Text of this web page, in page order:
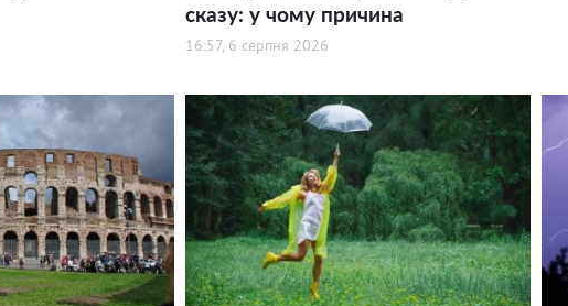
сказу: у чому причина
16:57, 6 серпня 2026